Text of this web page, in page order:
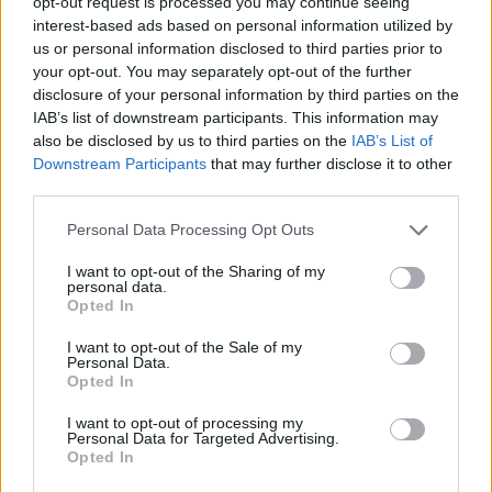
interest-based ads based on personal information utilized by
us or personal information disclosed to third parties prior to
your opt-out. You may separately opt-out of the further
disclosure of your personal information by third parties on the
IAB’s list of downstream participants. This information may
also be disclosed by us to third parties on the IAB’s List of
Downstream Participants that may further disclose it to other
Personal Data Processing Opt Outs
I want to opt-out of the Sharing of my
personal data.
Opted In
I want to opt-out of the Sale of my
Personal Data.
Opted In
I want to opt-out of processing my
Personal Data for Targeted Advertising.
Opted In
Aksidentohet G-Bani: U
bëra operacion 2 herë, ai
që më përplasi ende i lirë
16:58 / 10/07/2022
Aksident i dyfishtë,
shqiptari shtypet për
vdekje në sy të gruas dhe
vajzës së mitur
15:46 / 19/04/2022
Imeri, mësohet gjendja e
këngëtarit nga spitali
të fundit